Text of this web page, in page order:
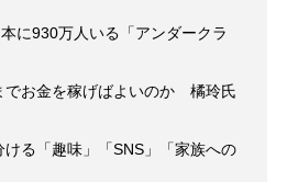
に930万人いる「アンダークラ
でお金を稼げばよいのか 橘玲氏
る「趣味」「SNS」「家族への